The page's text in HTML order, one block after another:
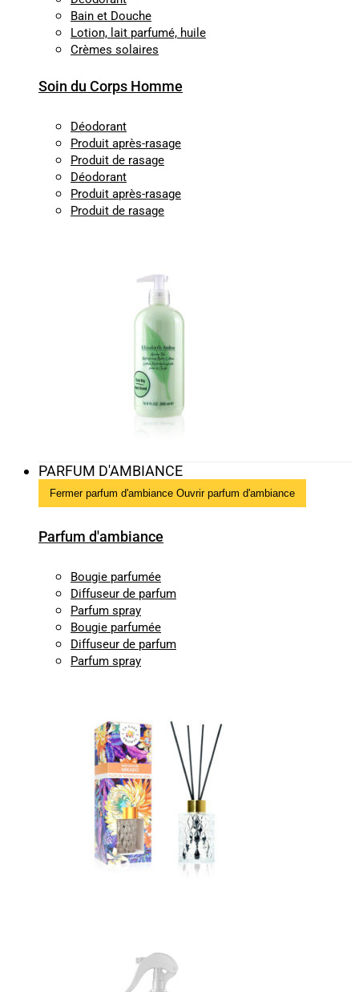
Bain et Douche
Lotion, lait parfumé, huile
Crèmes solaires
Soin du Corps Homme
Déodorant
Produit après-rasage
Produit de rasage
Déodorant
Produit après-rasage
Produit de rasage
PARFUM D'AMBIANCE
Fermer parfum d'ambiance Ouvrir parfum d'ambiance
Parfum d'ambiance
Bougie parfumée
Diffuseur de parfum
Parfum spray
Bougie parfumée
Diffuseur de parfum
Parfum spray